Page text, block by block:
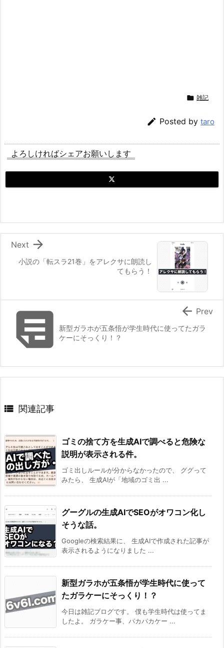
 雑記
 Posted by taro
よろしければシェアお願いします
小説の「転スラ21巻」をアレクサに朗読し
てもらう！

Next
新型ガラホが五条悟が学生時代に使ってたガラ
ケーにそっくり！？
 Prev
 関連記事
ゴミの捨て方を生成AIで調べると危険な
説明が表示される件。
ゴミ出しルールが分からなかったので、 ググって
みたら、 生成AIが「地域のゴミ出 ...
グーグルの生成AIでSEOがオワコン化し
そうな話。
Googleの検索結果に、 生成AIで作成された記事が
表示されるようになりました ...
新型ガラホが五条悟が学生時代に使って
たガラケーにそっくり！？
今日は雑記ブログです。 僕も学生時代は使ってま
したよ。 ガラケー事、パカパカケー ...